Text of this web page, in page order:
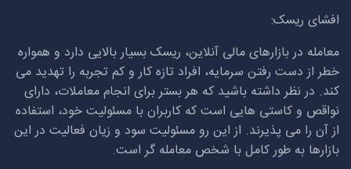
افشای ریسک:
معامله در بازارهای مالی آنلاین، ریسک بسیار بالایی دارد و همواره
خطر از دست رفتن سرمایه، افراد تازه کار و کم تجربه را تهدید می
کند. در نظر داشته باشید که هر بستر برای انجام معاملات، دارای
نواقص و کاستی هایی است که کاربران با مسئولیت خود، استفاده
از آن را می پذیرند. از این رو مسئولیت سود و زیان فعالیت در این
بازارها به طور کامل با شخص معامله گر است.